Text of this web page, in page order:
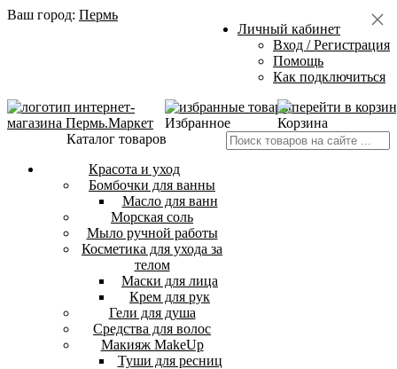
Ваш город: Пермь
Личный кабинет
Вход / Регистрация
Помощь
Как подключиться
Избранное
Корзина
Каталог товаров
Красота и уход
Бомбочки для ванны
Масло для ванн
Морская соль
Мыло ручной работы
Косметика для ухода за
телом
Маски для лица
Крем для рук
Гели для душа
Средства для волос
Макияж MakeUp
Туши для ресниц